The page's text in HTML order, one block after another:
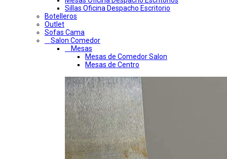
Sillas Oficina Despacho Escritorio
Botelleros
Outlet
Sofas Cama
Salon Comedor
Mesas
Mesas de Comedor Salon
Mesas de Centro